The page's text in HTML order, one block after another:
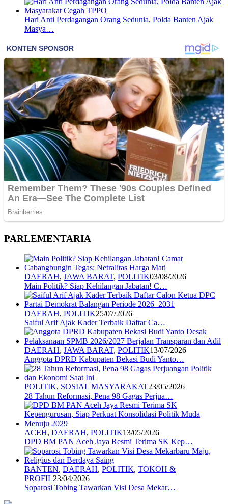
Hari Anti Perdagangan Orang Sedunia, Polda Banten Ajak
Masya…
PARLEMENTARIA
DAERAH, JAWA BARAT, POLITIK03/08/2026
Main Politik? Siap Kehilangan Jabatan! C…
DAERAH, POLITIK25/07/2026
Saiful Arif Ajak Kader Terbaik Daftar Ca…
DAERAH, JAWA BARAT, POLITIK13/07/2026
Anggota DPRD Kabupaten Bekasi Budi Yanto…
POLITIK, SOSIAL MASYARAKAT23/05/2026
28 Tahun Reformasi, Pena 98 Gagas Perjua…
ACEH, DAERAH, POLITIK13/05/2026
DPD BM PAN Aceh Jaya Resmi Terima SK Kep…
BANTEN, DAERAH, POLITIK, TOKOH &
PROFIL23/04/2026
Soparosi Tobing Tawarkan Visi Desa Mekar…